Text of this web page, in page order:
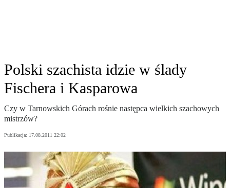
Polski szachista idzie w ślady
Fischera i Kasparowa
Czy w Tarnowskich Górach rośnie następca wielkich szachowych
mistrzów?
Publikacja: 17.08.2011 22:02